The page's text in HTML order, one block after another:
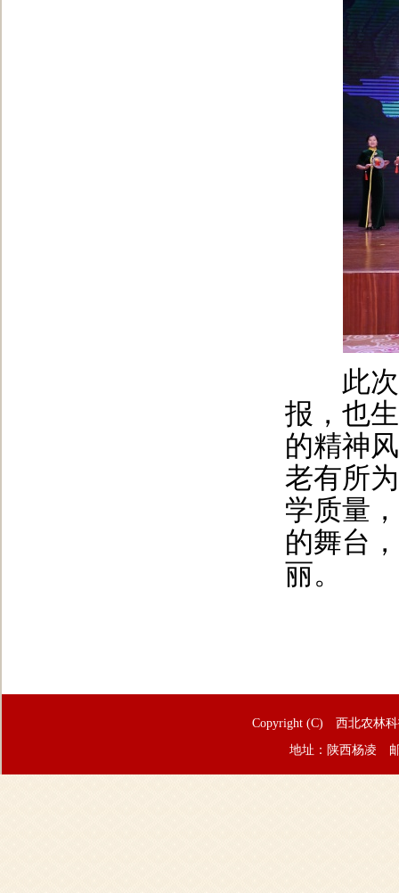
此次
报，也
的精神
老有所
学质量
的舞台
丽。
Copyright (C) 西北农林
地址：陕西杨凌